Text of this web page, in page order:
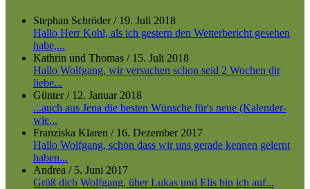
Stephan Schröder/ 19. Juli 2018
Hallo Herr Kohl, als ich gestern den Wetterbericht gesehen
habe,...
Kathrin und Thomas / 15. Juli 2018
Hallo Wolfgang, wir versuchen schon seid 2 Wochen dir
liebe...
Günter/ 12. Januar 2018
...auch aus Jena die besten Wünsche für's neue (Kalender-
wie...
Franziska Klaren / 16. Dezember 2017
Hallo Wolfgang, schön dass wir uns gerade kennen gelernt
haben...
Andrea / 5. Juni 2017
Grüß dich Wolfgang, über Lukas und Elis bin ich auf...